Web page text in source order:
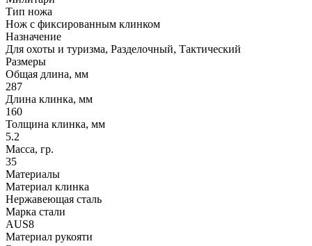
Тип ножа
Нож с фиксированным клинком
Назначение
Для охоты и туризма, Разделочный, Тактический
Размеры
Общая длина, мм
287
Длина клинка, мм
160
Толщина клинка, мм
5.2
Масса, гр.
35
Материалы
Материал клинка
Нержавеющая сталь
Марка стали
AUS8
Материал рукояти